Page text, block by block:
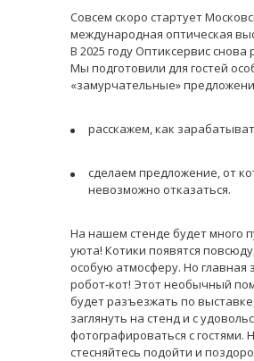
Совсем скоро стартует
международная оптическая
В 2025 году Оптиксервис снова
Мы подготовили для гостей
«замурчательные»
расскажем, как
сделаем предложение, от
невозможно отказаться.
На нашем стенде будет много
уюта! Котики появятся
особую атмосферу. Но главная
робот-кот! Этот необычный
будет разъезжать по
заглянуть на стенд и с
фотографироваться с гостями.
стесняйтесь подойти и